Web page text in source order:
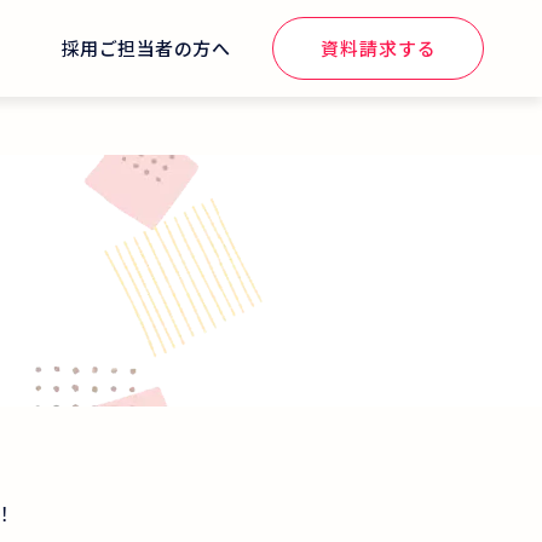
採用ご担当者の方へ 資料請求する